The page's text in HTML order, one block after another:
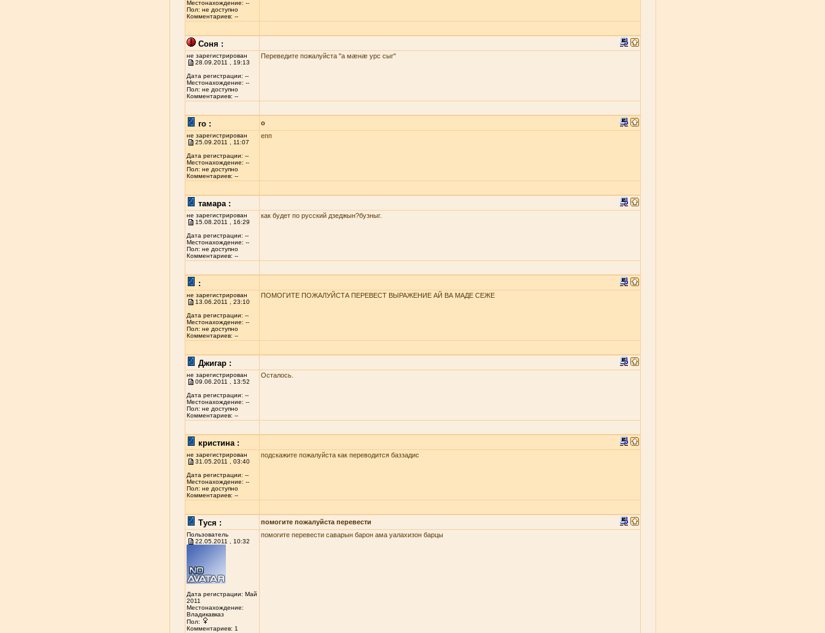
Местонахождение: --
Пол: не доступно
Комментариев: --
Соня :
не зарегистрирован
28.09.2011 , 19:13
Дата регистрации: --
Местонахождение: --
Пол: не доступно
Комментариев: --
Переведите пожалуйста "а мæнæ урс сыг"
го : о
не зарегистрирован
25.09.2011 , 11:07
Дата регистрации: --
Местонахождение: --
Пол: не доступно
Комментариев: --
епп
тамара :
не зарегистрирован
15.08.2011 , 16:29
Дата регистрации: --
Местонахождение: --
Пол: не доступно
Комментариев: --
как будет по русский дзеджын?бузныг.
:
не зарегистрирован
13.06.2011 , 23:10
Дата регистрации: --
Местонахождение: --
Пол: не доступно
Комментариев: --
ПОМОГИТЕ ПОЖАЛУЙСТА ПЕРЕВЕСТ ВЫРАЖЕНИЕ АЙ ВА МАДЕ СЕЖЕ
Джигар :
не зарегистрирован
09.06.2011 , 13:52
Дата регистрации: --
Местонахождение: --
Пол: не доступно
Комментариев: --
Осталось.
кристина :
не зарегистрирован
31.05.2011 , 03:40
Дата регистрации: --
Местонахождение: --
Пол: не доступно
Комментариев: --
подскажите пожалуйста как переводится баззадис
Туся : помогите пожалуйста перевести
Пользователь
22.05.2011 , 10:32
Дата регистрации: Май
2011
Местонахождение:
Владикавказ
Пол:
Комментариев: 1
помогите перевести саварын барон ама уалахизон барцы